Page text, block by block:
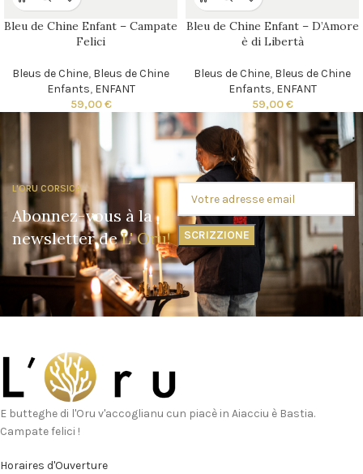
Bleu de Chine Enfant – Campate
Felici
Bleus de Chine, Bleus de Chine
Enfants, ENFANT
59,00€
Bleu de Chine Enfant – D’Amore
è di Libertà
Bleus de Chine, Bleus de Chine
Enfants, ENFANT
59,00€
L'ORU CORSICA
Abonnez-vous à la
newsletter deL' Oru!
E butteghe di l'Oru v'accoglianu cun piacè in Aiacciu è Bastia.
Campate felici !
Horaires d'Ouverture